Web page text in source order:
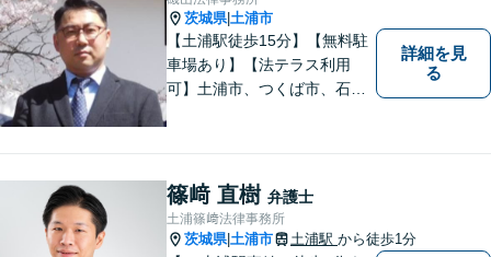
茨城県| 土浦市
【土浦駅徒歩15分】【無料駐
車場あり】【法テラス利用
可】土浦市、つくば市、石岡
ほか、県内・県外対応しま
す。
詳細を見
る
篠﨑 直樹 弁護士
土浦篠﨑法律事務所
茨城県| 土浦市 土浦駅 から徒歩1分